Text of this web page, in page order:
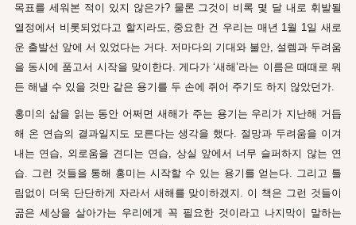
목표를 세워본 적이 있지 않은가? 물론 그것이 비록 몇 달 내로 휘발될
열정에서 비롯되었다고 할지라도, 중요한 건 우리는 매년 1월 1일 새로
운 출발선 앞에 서 있었다는 거다. 저마다의 기대와 불안, 설렘과 두려움
을 동시에 품고서 시작을 맞이한다. 게다가 ‘새해’라는 이름은 때때로 뭐
든 해낼 수 있을 것만 같은 용기를 두 손에 쥐어 주기도 하지 않았던가.
홍미의 삶을 읽는 동안 어쩌면 새해가 주는 용기는 우리가 지난해 거듭
해 온 연습의 결과일지도 모른다는 생각을 했다. 절망과 두려움을 이겨
내는 연습, 외로움을 견디는 연습, 상실 앞에서 너무 슬퍼하지 않는 연
습. 그런 것들을 통해 홍미는 시작할 수 있는 용기를 얻는다. 그리고 틀
림없이 더욱 단단하게 자라서 새해를 맞이하겠지. 이 책은 그런 것들이
곪은 세상을 살아가는 우리에게 꼭 필요한 것이라고 나지막이 말하는